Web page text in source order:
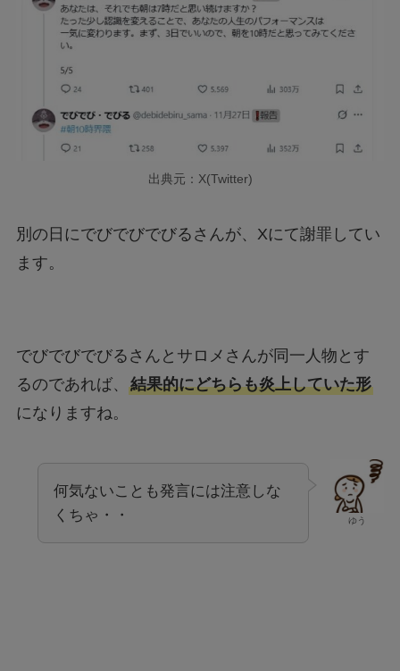
出典元：X(Twitter)
別の日にでびでびでびるさんが、Xにて謝罪してい
ます。
でびでびでびるさんとサロメさんが同一人物とす
るのであれば、 結果的にどちらも炎上していた形
になりますね。
ゆう
何気ないことも発言には注意しな
くちゃ・・